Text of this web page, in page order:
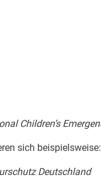
Children’s
sich beispielsweise:
Deutschland